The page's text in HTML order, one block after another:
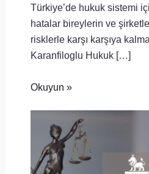
Türkiye’de hukuk sistemi
hatalar bireylerin ve
risklerle karşı karşıya
Karanfiloglu Hukuk […]
Okuyun »